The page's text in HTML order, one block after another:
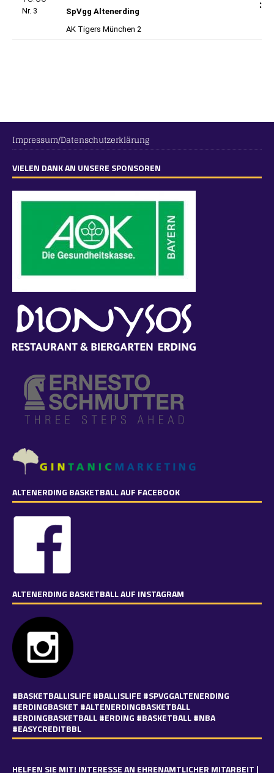
Impressum/Datenschutzerklärung
VIELEN DANK AN UNSERE SPONSOREN
ALTENERDING BASKETBALL AUF FACEBOOK
ALTENERDING BASKETBALL AUF INSTAGRAM
#BASKETBALLISLIFE #BALLISLIFE #SPVGGALTENERDING
#ERDINGBASKET #ALTENERDINGBASKETBALL
#ERDINGBASKETBALL #ERDING #BASKETBALL #NBA
#EASYCREDITBBL
HELFEN SIE MIT! INTERESSE AN EHRENAMTLICHER MITARBEIT |